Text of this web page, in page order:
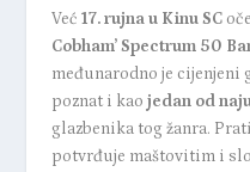
Već 17. rujna u Kinu SC
Cobham’ Spectrum 50
međunarodno je
poznat i kao jedan od
glazbenika tog žanra.
potvrđuje maštovitim i